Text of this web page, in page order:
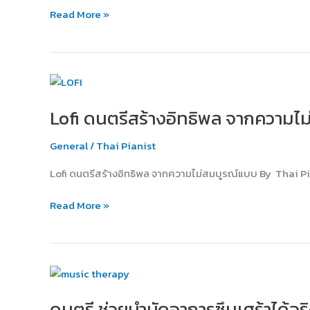
Read More »
Lofi ดนตรีสร้างอิทธิพล จากความ
General/Thai Pianist
Lofi ดนตรีสร้างอิทธิพล จากความไม่สมบูรณ์แบบ By Thai Pi
Lofi
สร้าง
จาก
ไม่
แบบ
Read More »
ดนตรี
บำบัด